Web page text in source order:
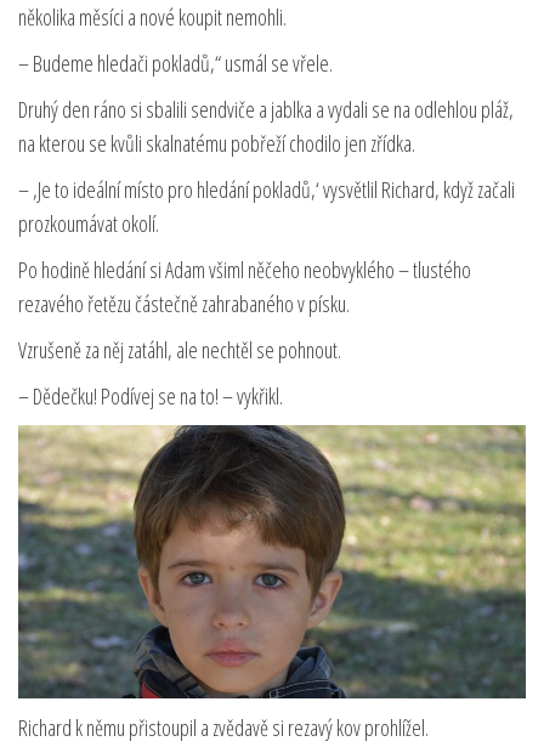
několika měsíci a nové koupit nemohli.
– Budeme hledači pokladů,“ usmál se vřele.
Druhý den ráno si sbalili sendviče a jablka a vydali se na odlehlou pláž,
na kterou se kvůli skalnatému pobřeží chodilo jen zřídka.
– ‚Je to ideální místo pro hledání pokladů,‘ vysvětlil Richard, když začali
prozkoumávat okolí.
Po hodině hledání si Adam všiml něčeho neobvyklého – tlustého
rezavého řetězu částečně zahrabaného v písku.
Vzrušeně za něj zatáhl, ale nechtěl se pohnout.
– Dědečku! Podívej se na to! – vykřikl.
Richard k němu přistoupil a zvědavě si rezavý kov prohlížel.